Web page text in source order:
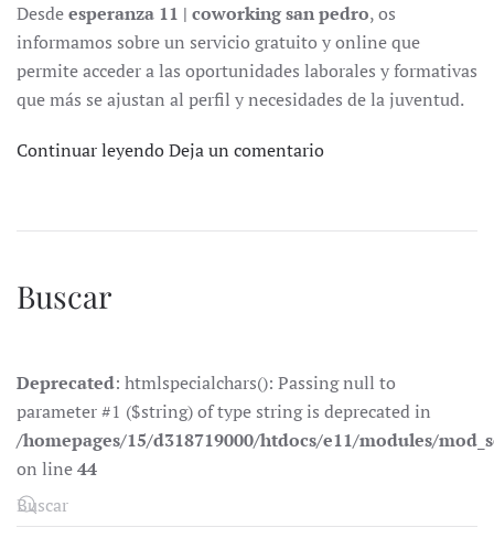
Desdeesperanza 11 | coworking san pedro, os
informamos sobre un servicio gratuito y online que
permite acceder a las oportunidades laborales y formativas
que más se ajustan al perfil y necesidades de la juventud.
Continuar leyendoDeja un comentario
Buscar
Deprecated: htmlspecialchars(): Passing null to
parameter #1 ($string) of type string is deprecated in
/homepages/15/d318719000/htdocs/e11/modules/
on line44